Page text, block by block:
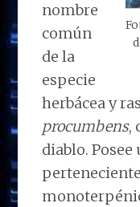
nombre
común
de la
especie
herbácea y
procumbens,
diablo.